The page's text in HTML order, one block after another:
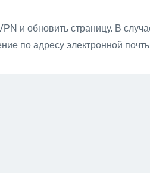
и обновить страницу. В
по адресу электронной